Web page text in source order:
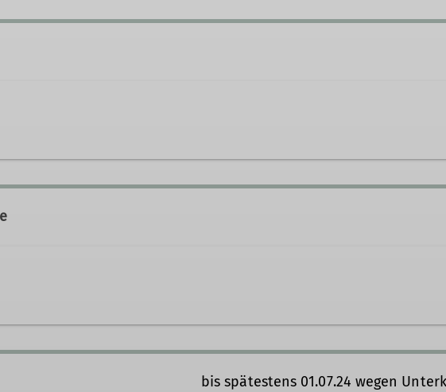
bis spätestens 01.07.24 wegen